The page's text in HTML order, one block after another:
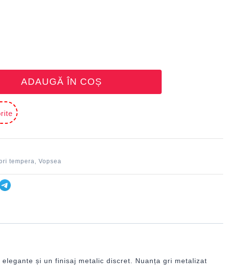
ADAUGĂ ÎN COȘ
tempera ,Vopsea
și un finisaj metalic discret. Nuanța gri metalizat